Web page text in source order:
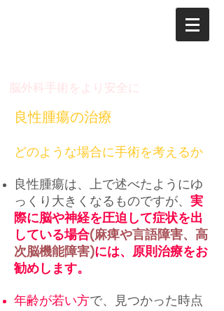
​脳外科手術をより安全に
良性腫瘍の治療
どのような場合に手術を考えるか
良性腫瘍は、上で述べたようにゆ
っくり大きくなるものですが、 実
際に脳や神経を圧迫して症状を出
している場合(麻痺や言語障害、高
次脳機能障害)には、原則治療をお
勧めします。
年齢が若い方で、見つかった時点